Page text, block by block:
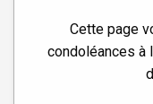
Cette page
condoléances à